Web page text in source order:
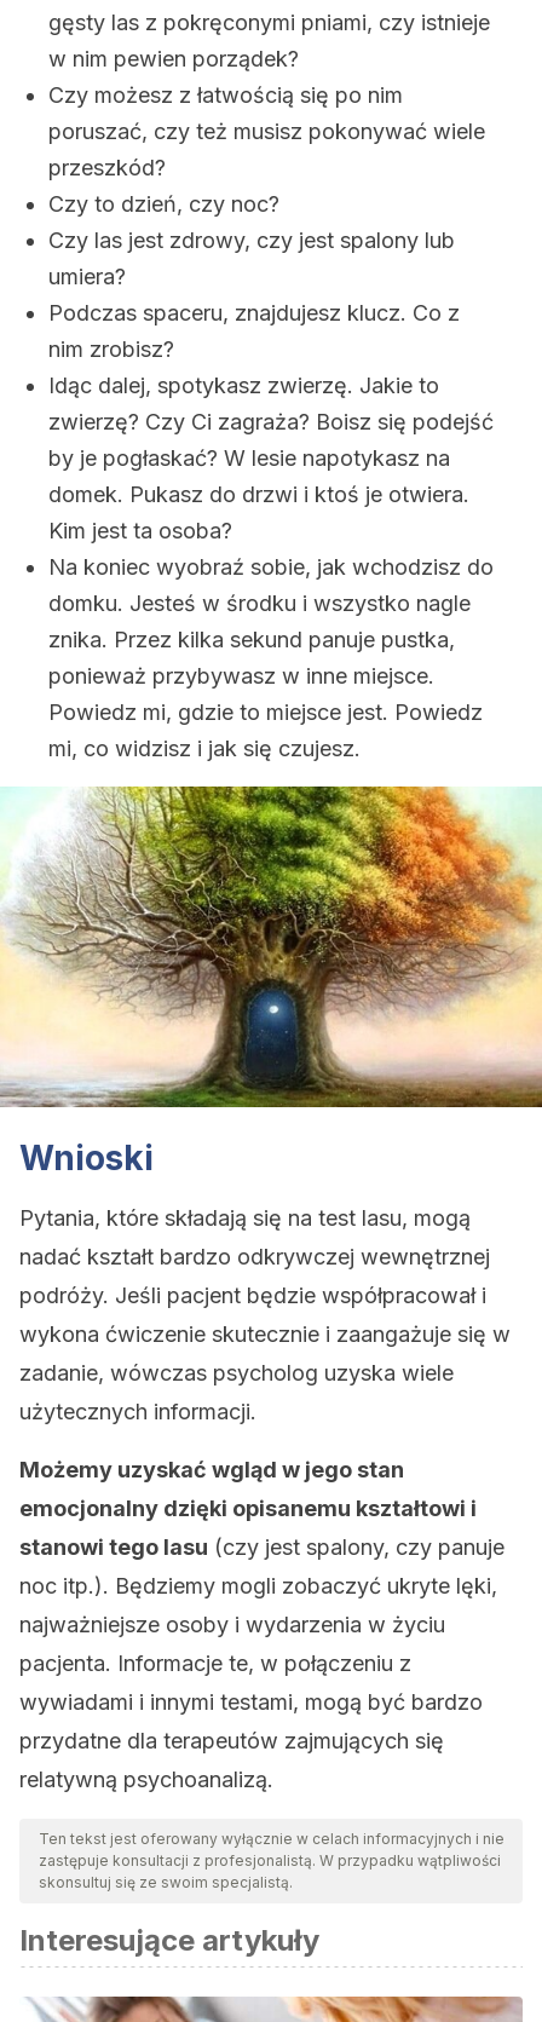
gęsty las z pokręconymi pniami, czy istnieje
w nim pewien porządek?
Czy możesz z łatwością się po nim
poruszać, czy też musisz pokonywać wiele
przeszkód?
Czy to dzień, czy noc?
Czy las jest zdrowy, czy jest spalony lub
umiera?
Podczas spaceru, znajdujesz klucz. Co z
nim zrobisz?
Idąc dalej, spotykasz zwierzę. Jakie to
zwierzę? Czy Ci zagraża? Boisz się podejść
by je pogłaskać? W lesie napotykasz na
domek. Pukasz do drzwi i ktoś je otwiera.
Kim jest ta osoba?
Na koniec wyobraź sobie, jak wchodzisz do
domku. Jesteś w środku i wszystko nagle
znika. Przez kilka sekund panuje pustka,
ponieważ przybywasz w inne miejsce.
Powiedz mi, gdzie to miejsce jest. Powiedz
mi, co widzisz i jak się czujesz.
Wnioski
Pytania, które składają się na test lasu, mogą
nadać kształt bardzo odkrywczej wewnętrznej
podróży. Jeśli pacjent będzie współpracował i
wykona ćwiczenie skutecznie i zaangażuje się w
zadanie, wówczas psycholog uzyska wiele
użytecznych informacji.
Możemy uzyskać wgląd w jego stan
emocjonalny dzięki opisanemu kształtowi i
stanowi tego lasu (czy jest spalony, czy panuje
noc itp.). Będziemy mogli zobaczyć ukryte lęki,
najważniejsze osoby i wydarzenia w życiu
pacjenta. Informacje te, w połączeniu z
wywiadami i innymi testami, mogą być bardzo
przydatne dla terapeutów zajmujących się
relatywną psychoanalizą.
Ten tekst jest oferowany wyłącznie w celach informacyjnych i nie
zastępuje konsultacji z profesjonalistą. W przypadku wątpliwości
skonsultuj się ze swoim specjalistą.
Interesujące artykuły